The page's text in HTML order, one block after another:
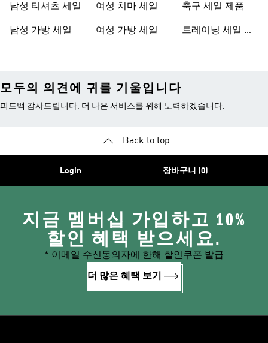
남성 티셔츠 세일
남성 가방 세일
여성 치마 세일
여성 가방 세일
축구 세일 제품
트레이닝 세일 제
모두의 의견에 귀를 기울입니다
피드백 감사드립니다. 더 나은 서비스를 위해 노력하겠습니다.
Back to top
Login 장바구니 (0)
지금 멤버십 가입하고 10%
할인 혜택 받으세요.
* 이메일 수신동의자에 한해 할인쿠폰 발급
더 많은 혜택 보기